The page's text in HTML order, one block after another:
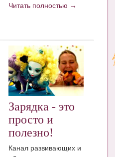
Читать полностью →
Зарядка - это
просто и
полезно!
Канал развивающих и